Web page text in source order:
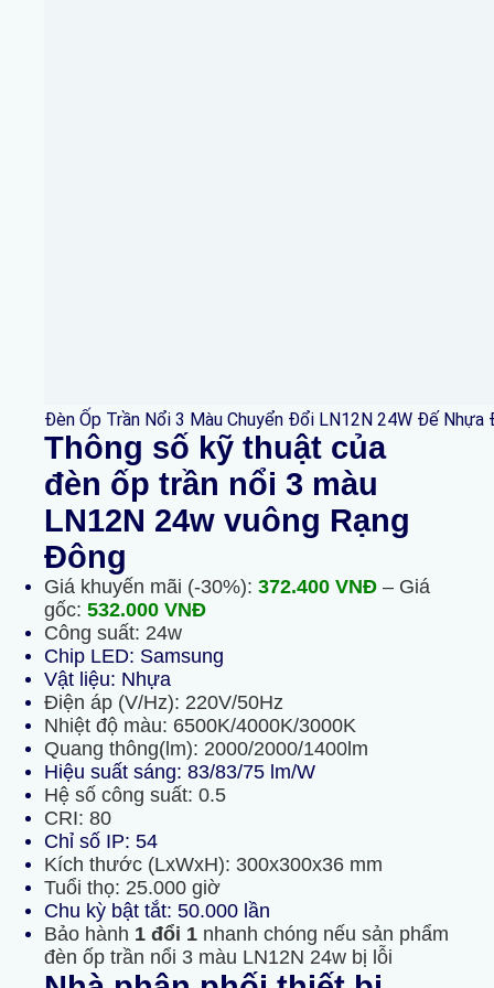
Đèn Ốp Trần Nổi 3 Màu Chuyển Đổi LN12N 24W Đế Nhựa
Thông số kỹ thuật của
đèn ốp trần nổi 3 màu
LN12N 24w vuông Rạng
Đông
Giá khuyến mãi (-30%): 372.400 VNĐ – Giá
gốc: 532.000 VNĐ
Công suất: 24w
Chip LED: Samsung
Vật liệu: Nhựa
Điện áp (V/Hz): 220V/50Hz
Nhiệt độ màu: 6500K/4000K/3000K
Quang thông(lm): 2000/2000/1400lm
Hiệu suất sáng: 83/83/75 lm/W
Hệ số công suất: 0.5
CRI: 80
Chỉ số IP: 54
Kích thước (LxWxH): 300x300x36 mm
Tuổi thọ: 25.000 giờ
Chu kỳ bật tắt: 50.000 lần
Bảo hành 1 đổi 1 nhanh chóng nếu sản phẩm
đèn ốp trần nổi 3 màu LN12N 24w bị lỗi